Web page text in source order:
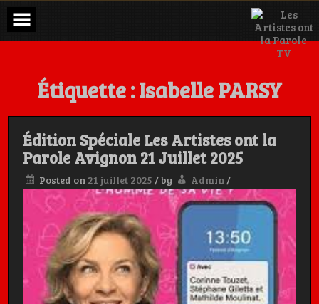
Skip
content
Étiquette :Isabelle PARSY
Édition Spéciale Les Artistes ont la
Parole Avignon 21 Juillet 2025
Posted on 21 juillet 2025 /by Admin /